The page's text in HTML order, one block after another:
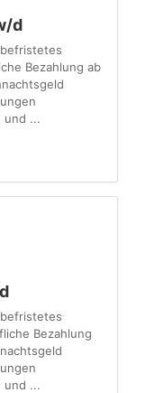
d
Bezahlung ab
und ...
Bezahlung
und ...